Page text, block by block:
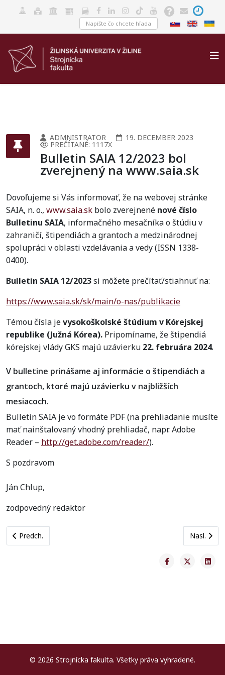
ADMNISTRATOR 19. DECEMBER 2023
PREČÍTANÉ: 1117X
Bulletin SAIA 12/2023 bol
zverejnený na www.saia.sk
Dovoľujeme si Vás informovať, že na webovej stránke
SAIA, n. o., www.saia.sk bolo zverejnené nové číslo
Bulletinu SAIA, informačného mesačníka o štúdiu v
zahraničí, štipendiách a grantoch a medzinárodnej
spolupráci v oblasti vzdelávania a vedy (ISSN 1338-
0400).
Bulletin SAIA 12/2023si môžete prečítať/stiahnuť na:
https://www.saia.sk/sk/main/o-nas/publikacie
Témou čísla jevysokoškolské štúdium v Kórejskej
republike (Južná Kórea). Pripomíname, že štipendiá
kórejskej vlády GKS majú uzávierku 22. februára 2024.
V bulletine prinášame aj informácie o štipendiách a
grantoch, ktoré majú uzávierku v najbližších
mesiacoch.
Bulletin SAIA je vo formáte PDF (na prehliadanie musíte
mať nainštalovaný vhodný prehliadač, napr. Adobe
Reader – http://get.adobe.com/reader/).
S pozdravom
Ján Chlup,
zodpovedný redaktor
Previous article: Oznam o konaní dizertačnej skúšky Ing. Katarína
Predch. Next
Nasl.
© 2026 Strojnícka fakulta. Všetky práva vyhradené.